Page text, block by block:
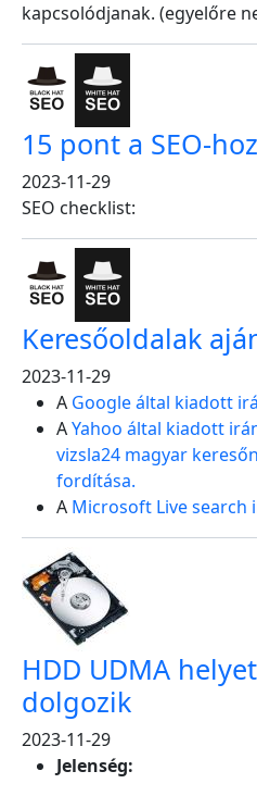
kapcsolódjanak. (egyelőre
15 pont a SEO-hoz
2023-11-29
SEO checklist:
Keresőoldalak
2023-11-29
A Google által kiadott
AYahoo által kiadott
vizsla24 magyar
fordítása.
A Microsoft Live search
HDD UDMA
dolgozik
2023-11-29
Jelenség: